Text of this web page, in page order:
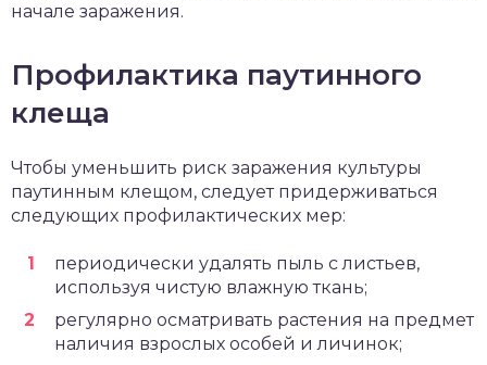
начале заражения.
Профилактика паутинного
клеща
Чтобы уменьшить риск заражения культуры
паутинным клещом, следует придерживаться
следующих профилактических мер:
периодически удалять пыль с листьев,
используя чистую влажную ткань;
регулярно осматривать растения на предмет
наличия взрослых особей и личинок;